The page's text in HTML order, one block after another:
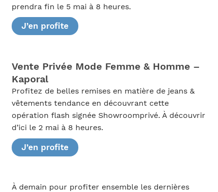
prendra fin le 5 mai à 8 heures.
J’en profite
Vente Privée Mode Femme & Homme –
Kaporal
Profitez de belles remises en matière de jeans &
vêtements tendance en découvrant cette
opération flash signée Showroomprivé. À découvrir
d’ici le 2 mai à 8 heures.
J’en profite
À demain pour profiter ensemble les dernières